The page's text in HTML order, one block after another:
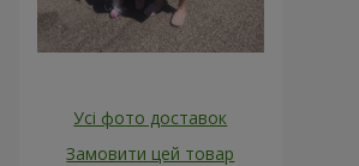
Усі фото доставок
Замовити цей товар